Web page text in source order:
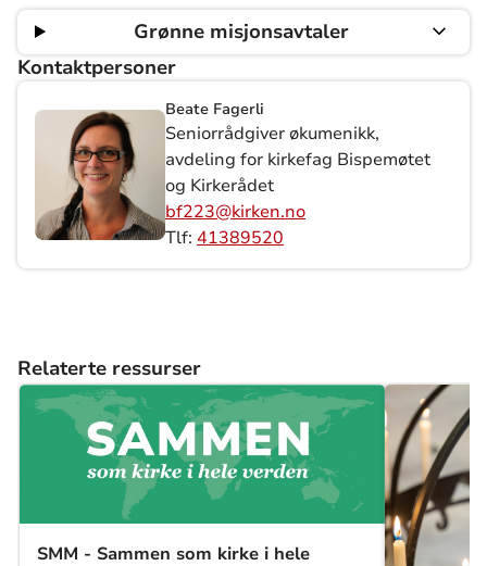
Grønne misjonsavtaler
Kontaktpersoner
Beate Fagerli
Seniorrådgiver økumenikk,
avdeling for kirkefag Bispemøtet
og Kirkerådet
bf223@kirken.no
Tlf: 41389520
Relaterte ressurser
SMM - Sammen som kirke i hele